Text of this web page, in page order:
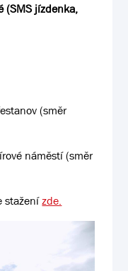
(SMS jízdenka,
(směr
náměstí (směr
staženízde.